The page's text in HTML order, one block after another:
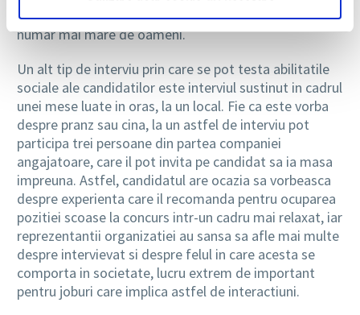
emotiile in situatii in care trebuie sa vorbeasca unui
numar mai mare de oameni.
Un alt tip de interviu prin care se pot testa abilitatile
sociale ale candidatilor este interviul sustinut in cadrul
unei mese luate in oras, la un local. Fie ca este vorba
despre pranz sau cina, la un astfel de interviu pot
participa trei persoane din partea companiei
angajatoare, care il pot invita pe candidat sa ia masa
impreuna. Astfel, candidatul are ocazia sa vorbeasca
despre experienta care il recomanda pentru ocuparea
pozitiei scoase la concurs intr-un cadru mai relaxat, iar
reprezentantii organizatiei au sansa sa afle mai multe
despre intervievat si despre felul in care acesta se
comporta in societate, lucru extrem de important
pentru joburi care implica astfel de interactiuni.